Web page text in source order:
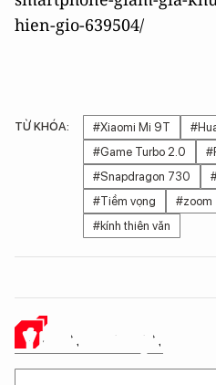
hien-gio-639504/
TỪ KHÓA: #Xiaomi Mi 9T
#Game Turbo 2.0
#Snapdragon 730
#Tiềm vọng
#zoom
#kính thiên văn
Ý KIẾN CỦA BẠN